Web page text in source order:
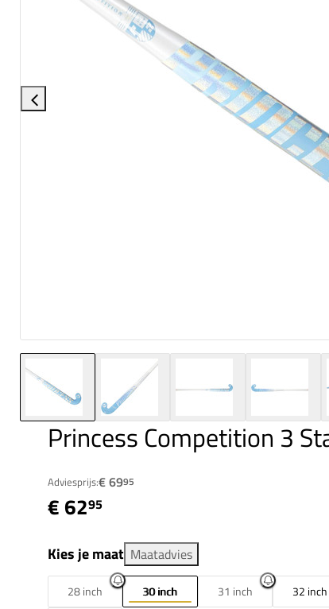
Princess Competition 3
Adviesprijs:€ 6995
€ 6295
Kies je maat Maatadvies
28 inch 30 inch 31 inch 32 inch